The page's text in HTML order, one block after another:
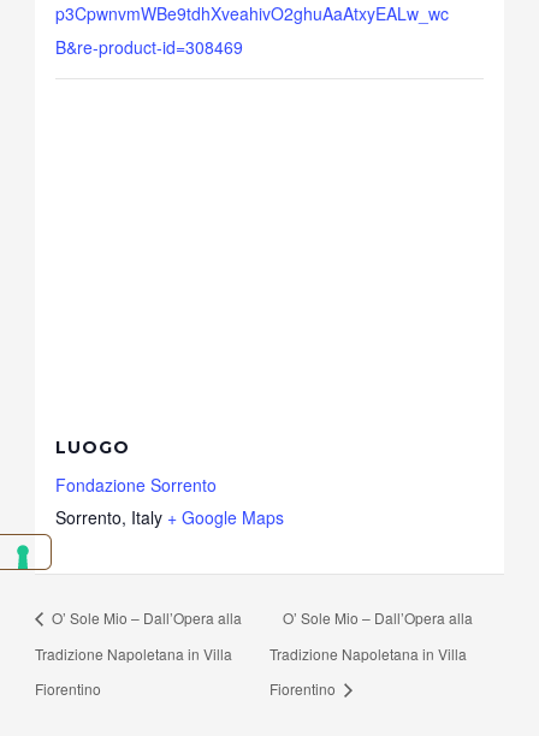
p3CpwnvmWBe9tdhXveahivO2ghuAaAtxyEALw_wc
B&re-product-id=308469
LUOGO
Fondazione Sorrento
Sorrento, Italy + Google Maps
O’ Sole Mio – Dall’Opera alla
Tradizione Napoletana in Villa
Fiorentino
O’ Sole Mio – Dall’Opera alla
Tradizione Napoletana in Villa
Fiorentino